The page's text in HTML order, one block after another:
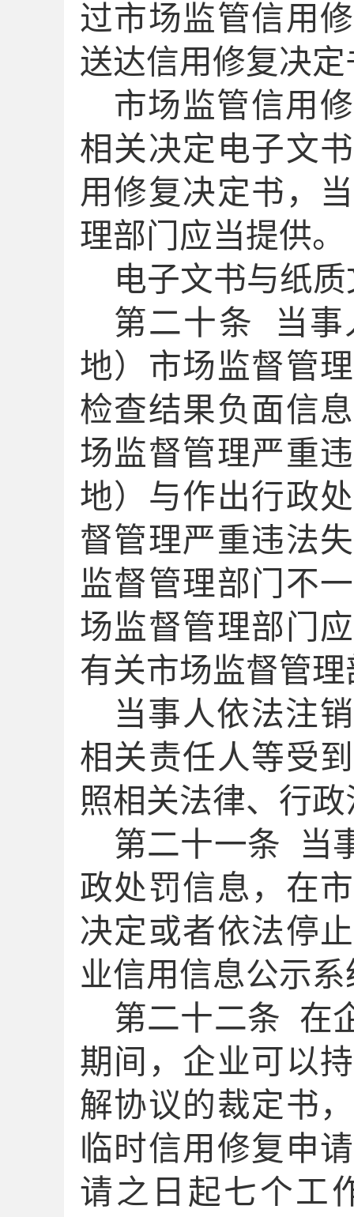
过市场监管信用
送达信用修复决定
市场监管信用
相关决定电子文
用修复决定书，
理部门应当提供。
电子文书与纸
第二十条
当
地） 市场监督管
检查结果负面信息
场监督管理严重
地） 与作出行政
督管理严重违法
监督管理部门 不
场监督管理部门
有关市场监督管理
当事人依法注
相关责任人等受
照相关法律、行
第二十一条
当
政处罚信息， 在
决定或者依法停
业信用信息公示
第二十二条 在
期间，企业可以
解协议的裁定书
临时信用修复申
请之日起七个工